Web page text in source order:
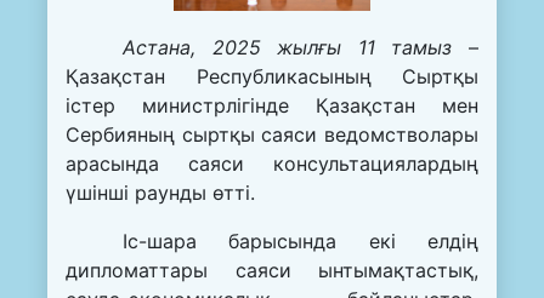
Астана, 2025 жылғы 11 тамыз –
Қазақстан Республикасының Сыртқы
істер министрлігінде Қазақстан мен
Сербияның сыртқы саяси ведомстволары
арасында саяси консультациялардың
үшінші раунды өтті.
Іс-шара барысында екі елдің
дипломаттары саяси ынтымақтастық,